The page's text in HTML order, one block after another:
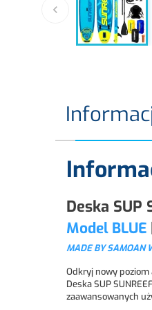

Deska SUP
Model BLUE
MADE BY SAMOAN
Odkryj nowy
Deska SUP
zaawansowanych